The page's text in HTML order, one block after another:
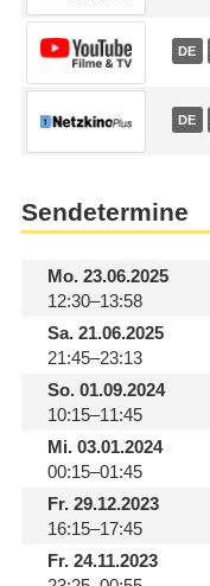
DE
DE
Sendetermine
Mo.23.06.2025
12:30–13:58
Sa.21.06.2025
21:45–23:13
So.01.09.2024
10:15–11:45
Mi.03.01.2024
00:15–01:45
Fr.29.12.2023
16:15–17:45
Fr.24.11.2023